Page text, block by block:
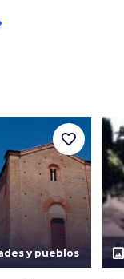
y pueblos
favorite_border